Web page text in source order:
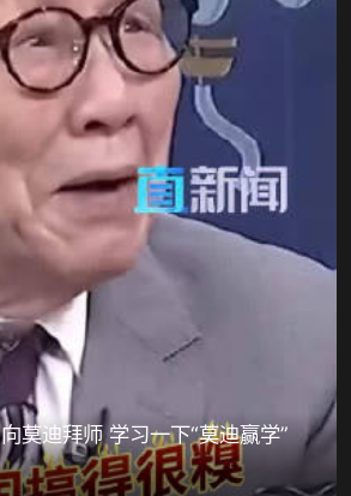
莫迪拜师 学习一下“莫迪赢学”